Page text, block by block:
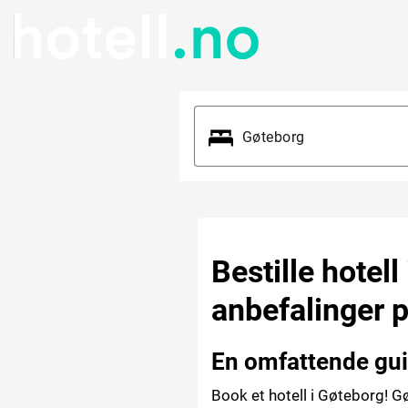
Bestille hotell
anbefalinger
En omfattende
Book et hotell i Gøteborg!